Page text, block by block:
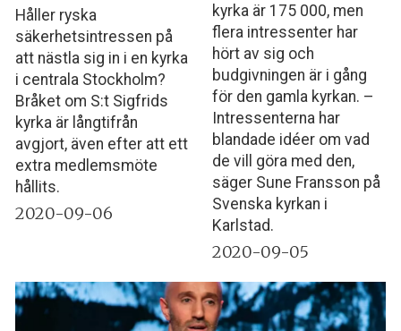
Håller ryska
säkerhetsintressen på
att nästla sig in i en kyrka
i centrala Stockholm?
Bråket om S:t Sigfrids
kyrka är långtifrån
avgjort, även efter att ett
extra medlemsmöte
hållits.
2020-09-06
kyrka är 175 000, men
flera intressenter har
hört av sig och
budgivningen är i gång
för den gamla kyrkan. –
Intressenterna har
blandade idéer om vad
de vill göra med den,
säger Sune Fransson på
Svenska kyrkan i
Karlstad.
2020-09-05